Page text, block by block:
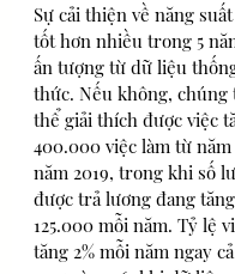
Sự cải thiện về năng
tốt hơn nhiều trong 5
ấn tượng từ dữ liệu
thức. Nếu không, chúng
thể giải thích được việc
400.000 việc làm từ năm
năm 2019, trong khi số
được trả lương đang
125.000 mỗi năm. Tỷ lệ
tăng 2% mỗi năm ngay